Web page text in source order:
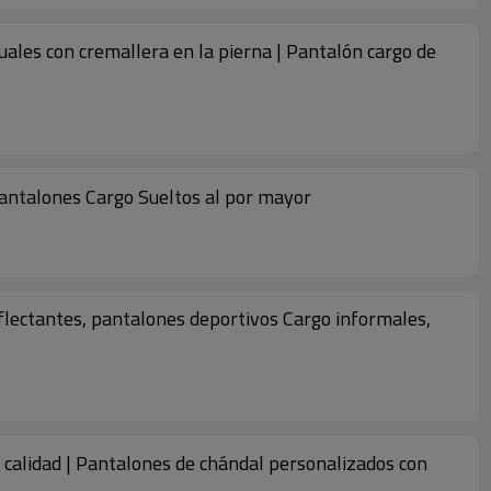
con cremallera en la pierna | Pantalón cargo de
Cargo Sueltos al por mayor
pantalones deportivos Cargo informales,
| Pantalones de chándal personalizados con